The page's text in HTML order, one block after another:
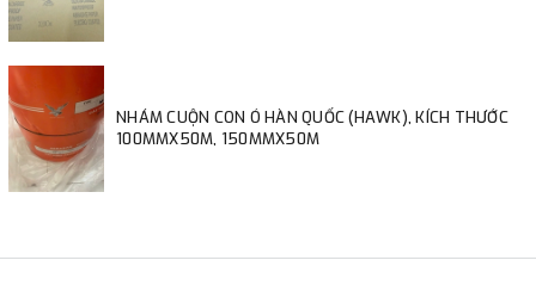
NHÁM CUỘN CON Ó HÀN QUỐC (HAWK), KÍCH THƯỚC
100MMX50M, 150MMX50M